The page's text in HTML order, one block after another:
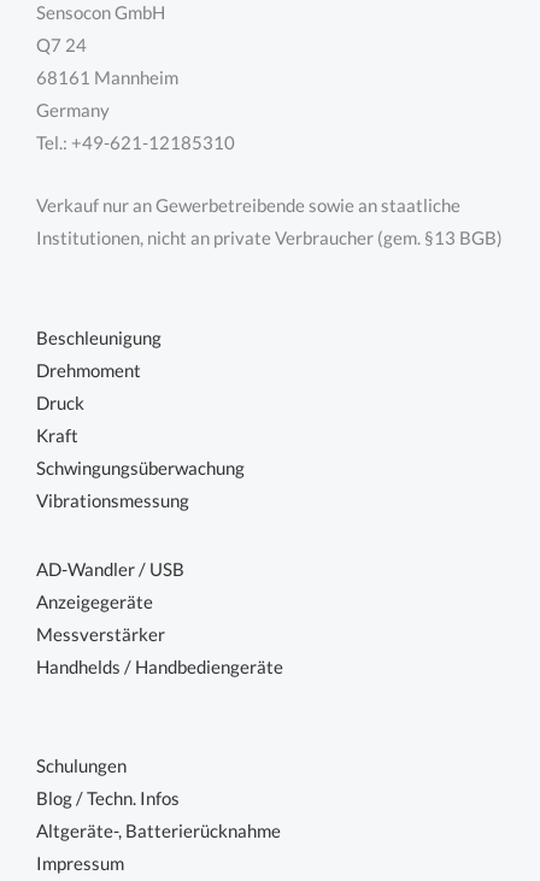
Sensocon GmbH
Q7 24
68161 Mannheim
Germany
Tel.: +49-621-12185310
Verkauf nur an Gewerbetreibende sowie an staatliche
Institutionen, nicht an private Verbraucher (gem. §13 BGB)
Beschleunigung
Drehmoment
Druck
Kraft
Schwingungsüberwachung
Vibrationsmessung
AD-Wandler / USB
Anzeigegeräte
Messverstärker
Handhelds / Handbediengeräte
Schulungen
Blog / Techn. Infos
Altgeräte-, Batterierücknahme
Impressum